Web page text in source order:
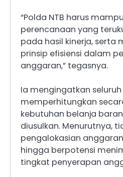
“Polda NTB harus
perencanaan yang
pada hasil kinerja, serta
prinsip efisiensi dalam
anggaran,” tegasnya.
Ia mengingatkan
memperhitungkan
kebutuhan belanja
diusulkan. Menurutnya,
pengalokasian
hingga berpotensi
tingkat penyerapan